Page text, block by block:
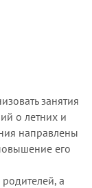
занятия
о летних и
направлены
его
а